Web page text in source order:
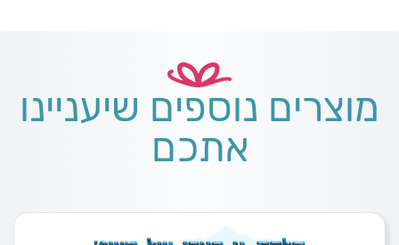
מוצרים נוספים שיעניינו
אתכם